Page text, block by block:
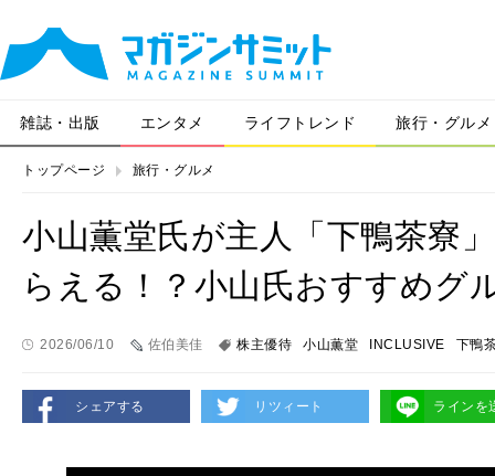
雑誌・出版 エンタメ ライフトレンド 旅行・グルメ
トップページ 旅行・グルメ
小山薫堂氏が主人「下鴨茶寮
らえる！？小山氏おすすめグ
2026/06/10 佐伯美佳 株主優待 小山薫堂 INCLUSIVE 下鴨
シェアする リツィート ラインを